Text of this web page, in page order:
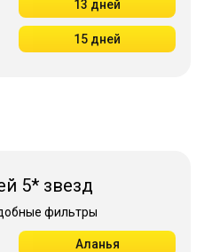
13 дней
15 дней
5* звезд
фильтры
Аланья